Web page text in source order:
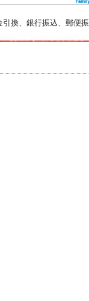
引換、銀行振込、郵便